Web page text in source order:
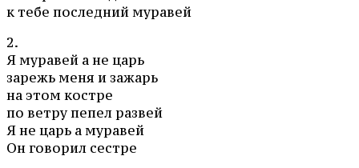
к тебе последний муравей
2.
Я муравей а не царь
зарежь меня и зажарь
на этом костре
по ветру пепел развей
Я не царь а муравей
Он говорил сестре